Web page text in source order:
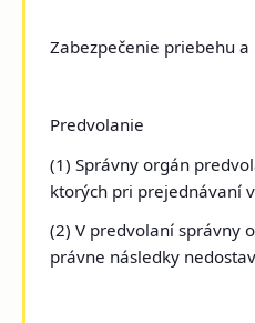
Zabezpečenie priebehu
Predvolanie
(1) Správny orgán
ktorých pri prejednávaní
(2) V predvolaní správny
právne následky